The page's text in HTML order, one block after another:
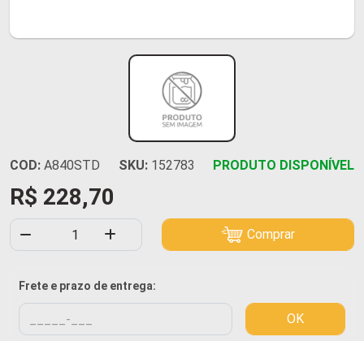
COD: A840STD SKU: 152783 PRODUTO DISPONÍVEL
R$ 228,70
Comprar
Frete e prazo de entrega:
OK